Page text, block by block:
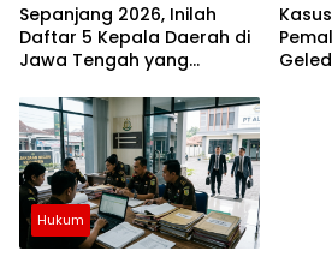
Sepanjang 2026, Inilah
Daftar 5 Kepala Daerah di
Jawa Tengah yang
Hukum